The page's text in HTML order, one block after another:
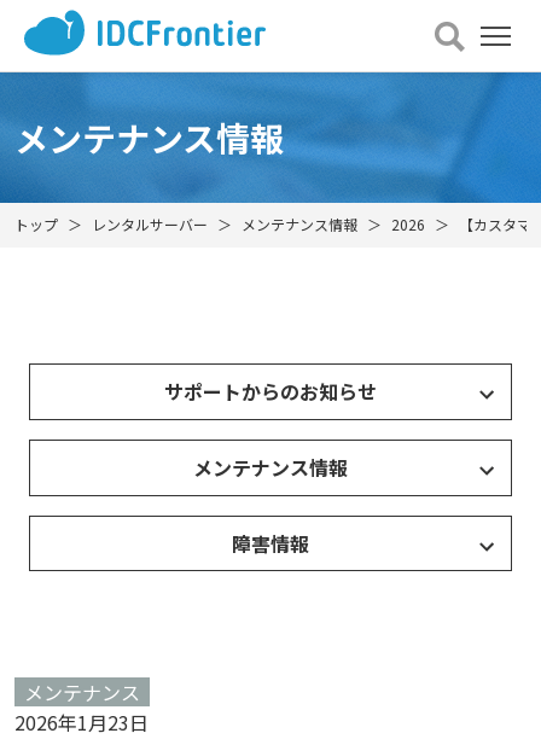
メ
ニュー
を
メンテナンス情報
トップ レンタルサーバー メンテナンス情報 2026 【カスタ
サポートからのお知らせ
メンテナンス情報
障害情報
メンテナンス
2026年1月23日